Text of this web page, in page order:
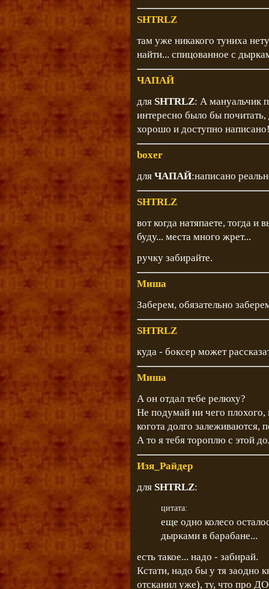
SHTRLZ
там уже никакого туниха
найти... спицованное с
ЧАПАЙ
для SHTRLZ: А мануальчик
интересно было бы
хорошо и доступно
boxer
для ЧАПАЙ:написано
SHTRLZ
вот когда натяпаете, тогда
буду... места много жрет...
ручку забирайте.
Миша
Заберем, обязательно
SHTRLZ
куда - боксер может
Миша
А он отдал тебе релюху?
Не подумай ни чего
когота долго залеживаются,
А то я тебя тороплю с этой
Изя_Райдер
для SHTRLZ:
цитата:
еще одно колесо
дырками в барабане...
есть такое... надо - забирай.
Кстати, надо бы у тя заодно
отсканил уже), ту, что про